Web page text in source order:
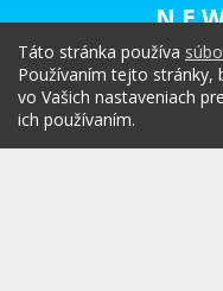
Táto stránka používa
Používaním tejto stránky,
vo Vašich nastaveniach
ich používaním.